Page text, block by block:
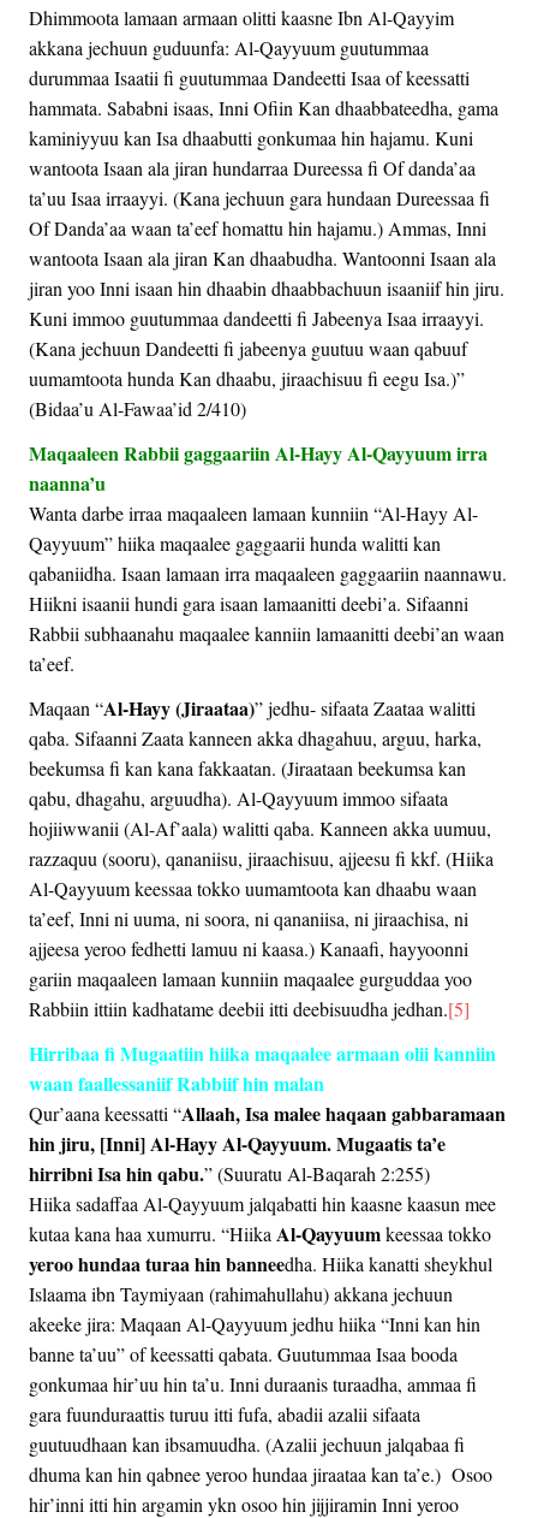
Dhimmoota lamaan armaan olitti kaasne Ibn Al-Qayyim
akkana jechuun guduunfa: Al-Qayyuum guutummaa
durummaa Isaatii fi guutummaa Dandeetti Isaa of keessatti
hammata. Sababni isaas, Inni Ofiin Kan dhaabbateedha, gama
kaminiyyuu kan Isa dhaabutti gonkumaa hin hajamu. Kuni
wantoota Isaan ala jiran hundarraa Dureessa fi Of danda’aa
ta’uu Isaa irraayyi. (Kana jechuun gara hundaan Dureessaa fi
Of Danda’aa waan ta’eef homattu hin hajamu.) Ammas, Inni
wantoota Isaan ala jiran Kan dhaabudha. Wantoonni Isaan ala
jiran yoo Inni isaan hin dhaabin dhaabbachuun isaaniif hin jiru.
Kuni immoo guutummaa dandeetti fi Jabeenya Isaa irraayyi.
(Kana jechuun Dandeetti fi jabeenya guutuu waan qabuuf
uumamtoota hunda Kan dhaabu, jiraachisuu fi eegu Isa.)”
(Bidaa’u Al-Fawaa’id 2/410)
Maqaaleen Rabbii gaggaariin Al-Hayy Al-Qayyuum irra
naanna’u
Wanta darbe irraa maqaaleen lamaan kunniin “Al-Hayy Al-
Qayyuum” hiika maqaalee gaggaarii hunda walitti kan
qabaniidha. Isaan lamaan irra maqaaleen gaggaariin naannawu.
Hiikni isaanii hundi gara isaan lamaanitti deebi’a. Sifaanni
Rabbii subhaanahu maqaalee kanniin lamaanitti deebi’an waan
ta’eef.
Maqaan “Al-Hayy (Jiraataa)” jedhu- sifaata Zaataa walitti
qaba. Sifaanni Zaata kanneen akka dhagahuu, arguu, harka,
beekumsa fi kan kana fakkaatan. (Jiraataan beekumsa kan
qabu, dhagahu, arguudha). Al-Qayyuum immoo sifaata
hojiiwwanii (Al-Af’aala) walitti qaba. Kanneen akka uumuu,
razzaquu (sooru), qananiisu, jiraachisuu, ajjeesu fi kkf. (Hiika
Al-Qayyuum keessaa tokko uumamtoota kan dhaabu waan
ta’eef, Inni ni uuma, ni soora, ni qananiisa, ni jiraachisa, ni
ajjeesa yeroo fedhetti lamuu ni kaasa.) Kanaafi, hayyoonni
gariin maqaaleen lamaan kunniin maqaalee gurguddaa yoo
Rabbiin ittiin kadhatame deebii itti deebisuudha jedhan.[5]
Hirribaa fi Mugaatiin hiika maqaalee armaan olii kanniin
waan faallessaniif Rabbiif hin malan
Qur’aana keessatti “Allaah, Isa malee haqaan gabbaramaan
hin jiru, [Inni] Al-Hayy Al-Qayyuum. Mugaatis ta’e
hirribni Isa hin qabu.” (Suuratu Al-Baqarah 2:255)
Hiika sadaffaa Al-Qayyuum jalqabatti hin kaasne kaasun mee
kutaa kana haa xumurru. “Hiika Al-Qayyuumkeessaa tokko
yeroo hundaa turaa hin banneedha. Hiika kanatti sheykhul
Islaama ibn Taymiyaan (rahimahullahu) akkana jechuun
akeeke jira: Maqaan Al-Qayyuum jedhu hiika “Inni kan hin
banne ta’uu” of keessatti qabata. Guutummaa Isaa booda
gonkumaa hir’uu hin ta’u. Inni duraanis turaadha, ammaa fi
gara fuunduraattis turuu itti fufa, abadii azalii sifaata
guutuudhaan kan ibsamuudha. (Azalii jechuun jalqabaa fi
dhuma kan hin qabnee yeroo hundaa jiraataa kan ta’e.) Osoo
hir’inni itti hin argamin ykn osoo hin jijjiramin Inni yeroo